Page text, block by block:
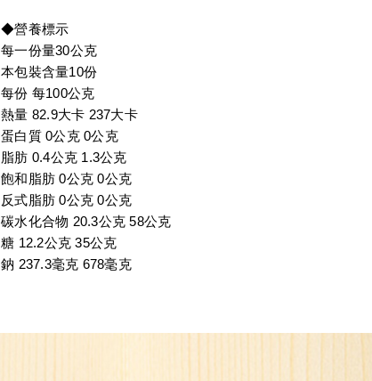
◆營養標示
每一份量30公克
本包裝含量10份
每份 每100公克
熱量 82.9大卡 237大卡
蛋白質 0公克 0公克
脂肪 0.4公克 1.3公克
飽和脂肪 0公克 0公克
反式脂肪 0公克 0公克
碳水化合物 20.3公克 58公克
糖 12.2公克 35公克
鈉 237.3毫克 678毫克